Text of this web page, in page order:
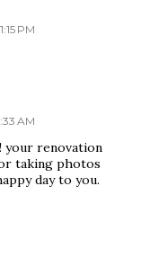
PM
AM
your renovation
taking photos
day to you.